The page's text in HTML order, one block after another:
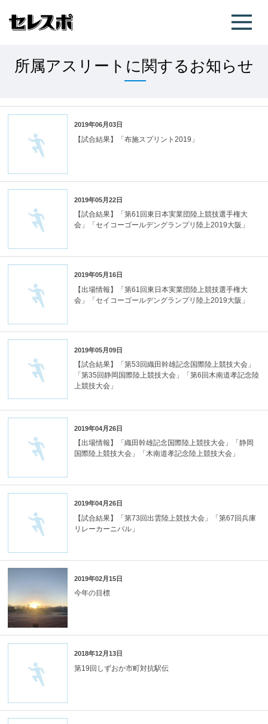
所属アスリートに関するお知らせ
2019年06月03日
【試合結果】「布施スプリント2019」
2019年05月22日
【試合結果】「第61回東日本実業団陸上競技選手権大
会」「セイコーゴールデングランプリ陸上2019大阪」
2019年05月16日
【出場情報】「第61回東日本実業団陸上競技選手権大
会」「セイコーゴールデングランプリ陸上2019大阪」
2019年05月09日
【試合結果】「第53回織田幹雄記念国際陸上競技大会」
「第35回静岡国際陸上競技大会」「第6回木南道孝記念陸
上競技大会」
2019年04月26日
【出場情報】「織田幹雄記念国際陸上競技大会」「静岡
国際陸上競技大会」「木南道孝記念陸上競技大会」
2019年04月26日
【試合結果】「第73回出雲陸上競技大会」「第67回兵庫
リレーカーニバル」
2019年02月15日
今年の目標
2018年12月13日
第19回しずおか市町対抗駅伝